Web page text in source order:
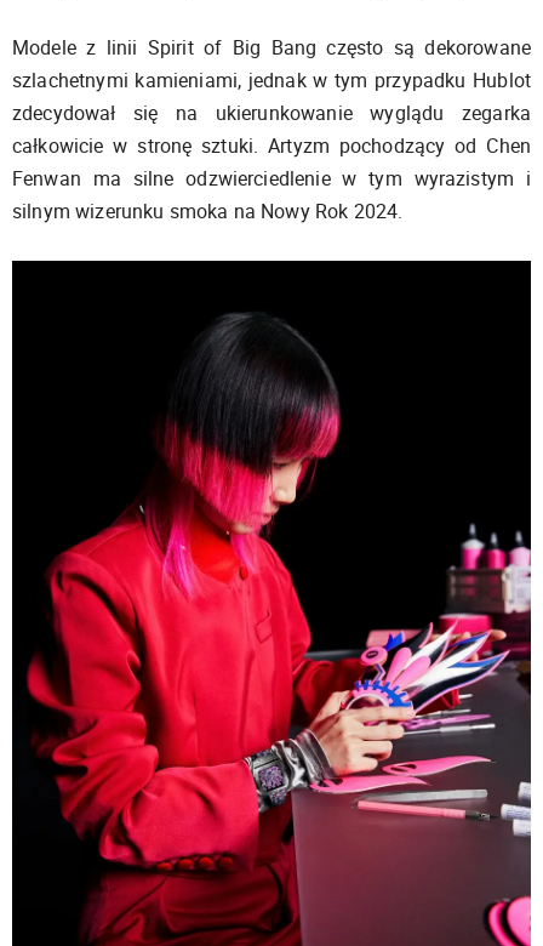
Modele z linii Spirit of Big Bang często są dekorowane
szlachetnymi kamieniami, jednak w tym przypadku Hublot
zdecydował się na ukierunkowanie wyglądu zegarka
całkowicie w stronę sztuki. Artyzm pochodzący od Chen
Fenwan ma silne odzwierciedlenie w tym wyrazistym i
silnym wizerunku smoka na Nowy Rok 2024.